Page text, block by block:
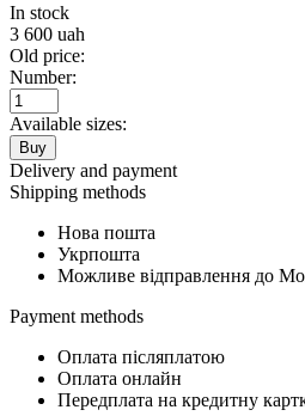
In stock
3 600 uah
Old price:
Number:
Available sizes:
Buy
Delivery and payment
Shipping methods
Нова пошта
Укрпошта
Можливе відправлення до
Payment methods
Оплата післяплатою
Оплата онлайн
Передплата на кредитну